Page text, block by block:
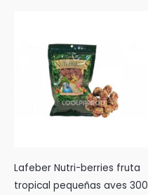
Lafeber Nutri-berries fruta
tropical pequeñas aves 300